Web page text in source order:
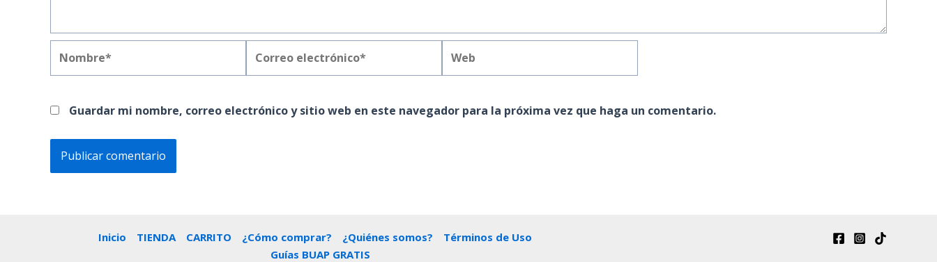
electrónico*
Guardar mi nombre, correo electrónico y sitio web en este navegador para la próxima vez que haga un comentario.
Inicio TIENDA CARRITO ¿Cómo comprar? ¿Quiénes somos?
Términos de Uso
Guías BUAP GRATIS